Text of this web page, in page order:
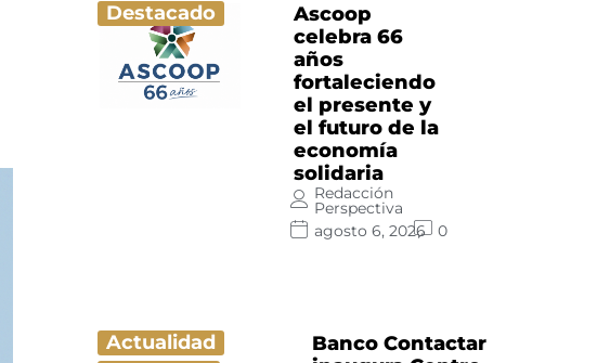
Destacado
Ascoop
celebra 66
años
fortaleciendo
el presente y
el futuro de la
economía
solidaria
Redacción
Perspectiva
agosto 6, 2026
0
Actualidad
Banco Contactar